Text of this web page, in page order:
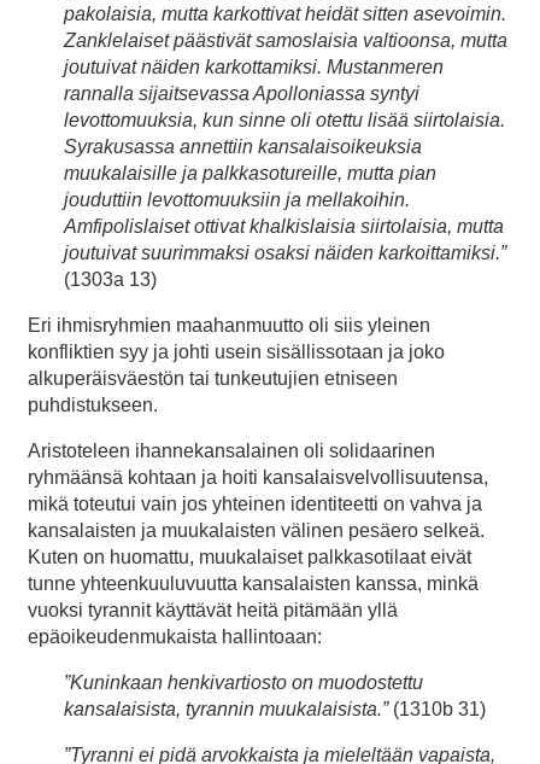
pakolaisia, mutta karkottivat heidät sitten asevoimin.
Zanklelaiset päästivät samoslaisia valtioonsa, mutta
joutuivat näiden karkottamiksi. Mustanmeren
rannalla sijaitsevassa Apolloniassa syntyi
levottomuuksia, kun sinne oli otettu lisää siirtolaisia.
Syrakusassa annettiin kansalaisoikeuksia
muukalaisille ja palkkasotureille, mutta pian
jouduttiin levottomuuksiin ja mellakoihin.
Amfipolislaiset ottivat khalkislaisia siirtolaisia, mutta
joutuivat suurimmaksi osaksi näiden karkoittamiksi.”
(1303a 13)
Eri ihmisryhmien maahanmuutto oli siis yleinen
konfliktien syy ja johti usein sisällissotaan ja joko
alkuperäisväestön tai tunkeutujien etniseen
puhdistukseen.
Aristoteleen ihannekansalainen oli solidaarinen
ryhmäänsä kohtaan ja hoiti kansalaisvelvollisuutensa,
mikä toteutui vain jos yhteinen identiteetti on vahva ja
kansalaisten ja muukalaisten välinen pesäero selkeä.
Kuten on huomattu, muukalaiset palkkasotilaat eivät
tunne yhteenkuuluvuutta kansalaisten kanssa, minkä
vuoksi tyrannit käyttävät heitä pitämään yllä
epäoikeudenmukaista hallintoaan:
”Kuninkaan henkivartiosto on muodostettu
kansalaisista, tyrannin muukalaisista.”(1310b 31)
”Tyranni ei pidä arvokkaista ja mieleltään vapaista,